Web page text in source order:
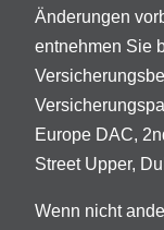
Änderungen
entnehmen Sie
Europe DAC,
Street Upper,
Wenn nicht